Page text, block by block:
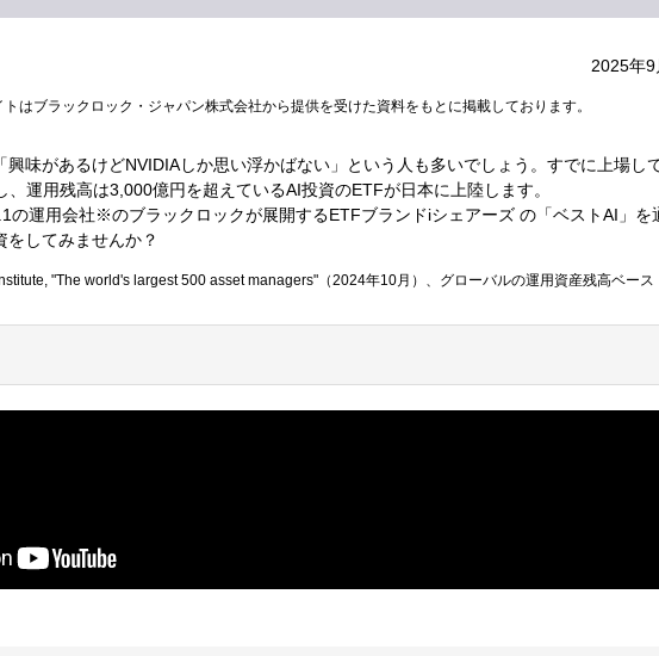
2025年9
トはブラックロック・ジャパン株式会社から提供を受けた資料をもとに掲載しております。
興味があるけどNVIDIAしか思い浮かばない」という人も多いでしょう。すでに上場し
、運用残高は3,000億円を超えているAI投資のETFが日本に上陸します。
の運用会社※のブラックロックが展開するETFブランドiシェアーズ の「ベストAI」を
をしてみませんか？
"The world's largest 500 asset managers"（2024年10月）、グローバルの運用資産残高ベース